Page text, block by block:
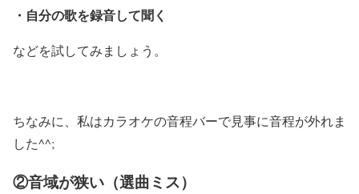
・自分の歌を録音して聞く
などを試してみましょう。
ちなみに、私はカラオケの音程バーで見事に音程が外れま
した^^;
②音域が狭い（選曲ミス）